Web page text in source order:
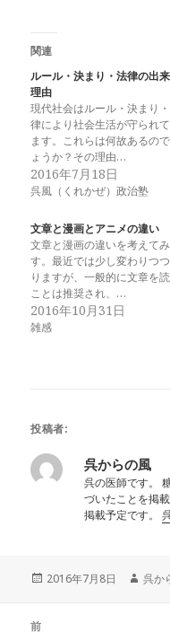
関連
ルール・決まり・法律の出
理由
現代社会はルール・決まり
律により社会生活が守られ
ます。これらは何故あるの
ょうか？その理由…
2016年7月18日
呉風（くれかぜ）政治塾
文章と漫画とアニメの違い
文章と漫画の違いを考えてみ
す。最近では少し変わりつ
りますが、一般的に文章を
ことは推奨され、…
2016年10月31日
雑感
投稿者:
呉からの風
呉の医師です。
づいたことを掲
掲載予定です。
投
2016年7月8日
作
呉か
前